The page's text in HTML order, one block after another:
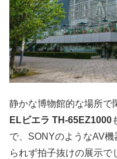
静かな博物館的な場所で
ELビエラ TH-65EZ1000
で、SONYのようなAV
られず拍子抜けの展示で